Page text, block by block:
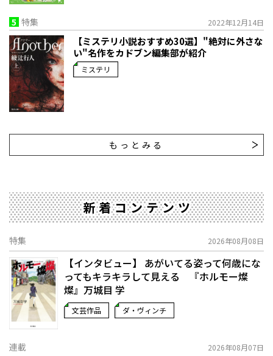
5 特集 2022年12月14日
【ミステリ小説おすすめ30選】"絶対に外さな
い"名作をカドブン編集部が紹介
ミステリ
もっとみる
新着コンテンツ
特集 2026年08月08日
【インタビュー】 あがいてる姿って何歳にな
ってもキラキラして見える 『ホルモー燦
燦』万城目 学
文芸作品 ダ・ヴィンチ
連載 2026年08月07日